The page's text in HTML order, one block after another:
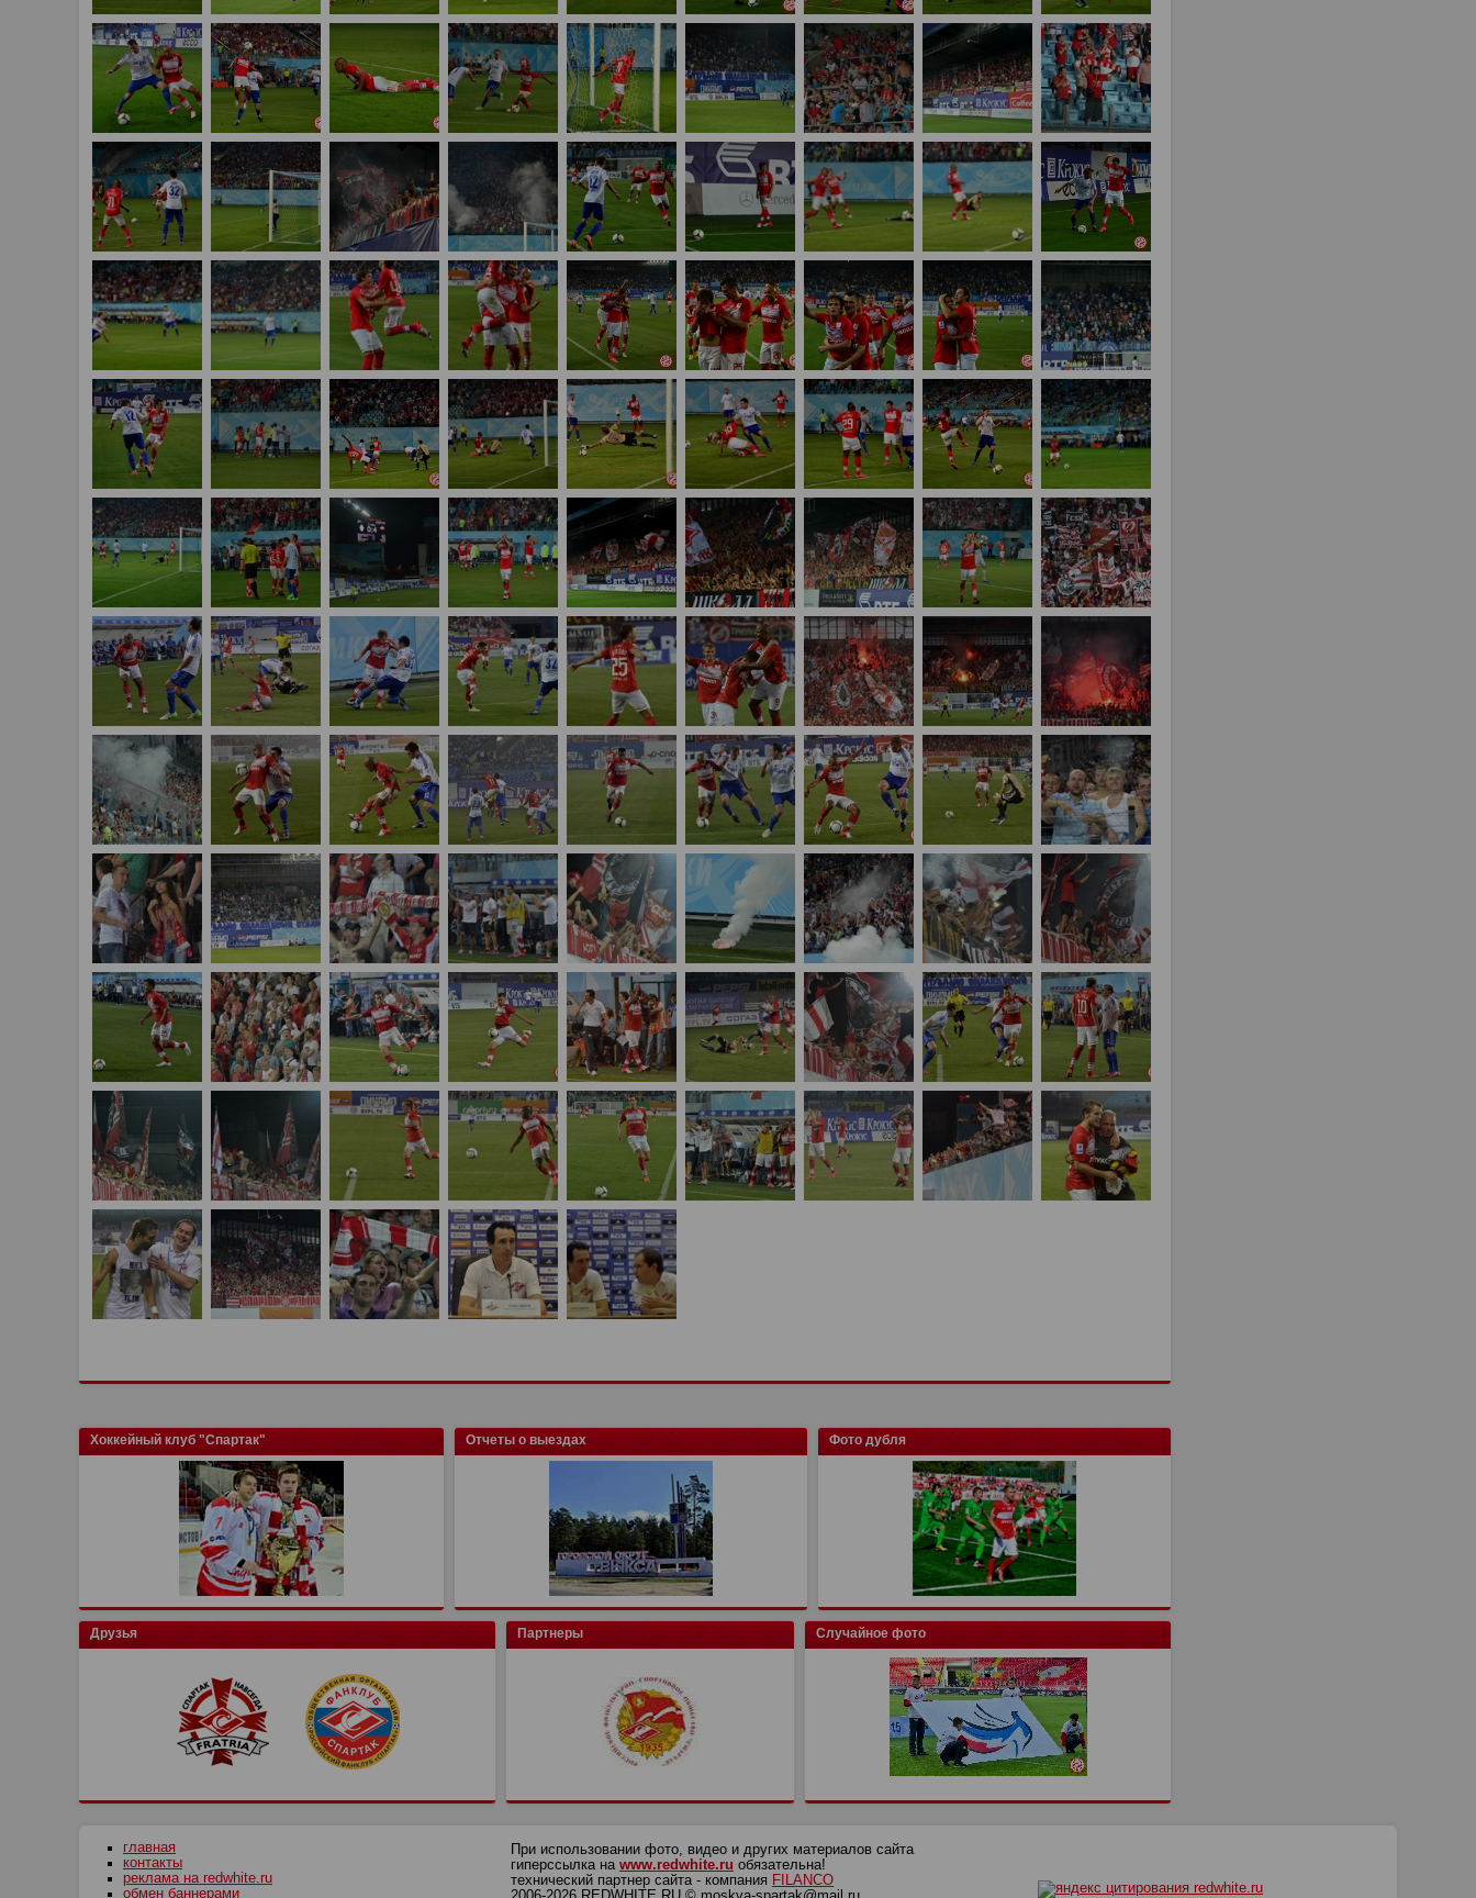
Хоккейный клуб "Спартак" Отчеты о выездах Фото дубля
Друзья Партнеры Случайное фото
главная
контакты
реклама на redwhite.ru
обмен баннерами
При использовании фото, видео и других материалов сайта
гиперссылка на www.redwhite.ru обязательна!
технический партнер сайта - компания FILANCO